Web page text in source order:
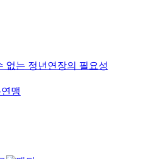
없는 정년연장의 필요성
맹